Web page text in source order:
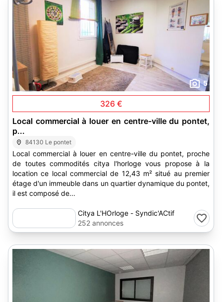
5
326 €
Local commercial à louer en centre-ville du pontet,
p...
84130 Le pontet
Local commercial à louer en centre-ville du pontet, proche
de toutes commodités citya l'horloge vous propose à la
location ce local commercial de 12,43 m² situé au premier
étage d'un immeuble dans un quartier dynamique du pontet,
il est composé de...
Citya L'HOrloge - Syndic'ACtif
252 annonces